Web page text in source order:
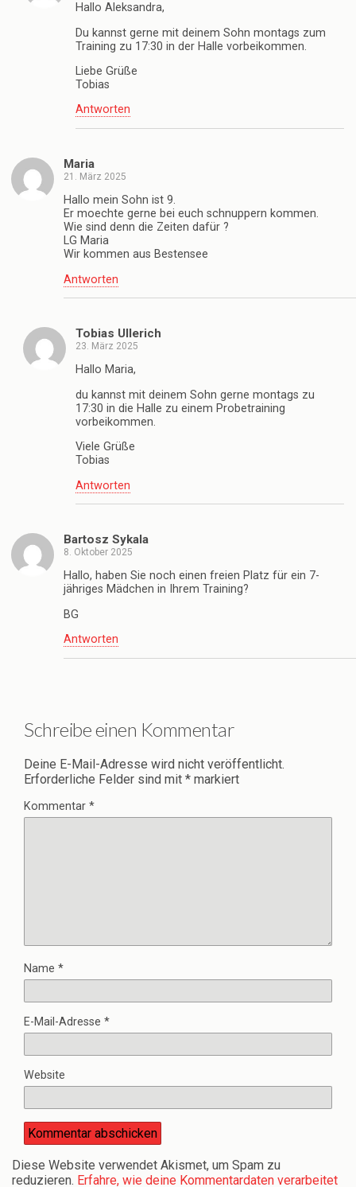
Hallo Aleksandra,
Du kannst gerne mit deinem Sohn montags zum
Training zu 17:30 in der Halle vorbeikommen.
Liebe Grüße
Tobias
Antworten
Maria
21. März 2025
Hallo mein Sohn ist 9.
Er moechte gerne bei euch schnuppern kommen.
Wie sind denn die Zeiten dafür ?
LG Maria
Wir kommen aus Bestensee
Antworten
Tobias Ullerich
23. März 2025
Hallo Maria,
du kannst mit deinem Sohn gerne montags zu
17:30 in die Halle zu einem Probetraining
vorbeikommen.
Viele Grüße
Tobias
Antworten
Bartosz Sykala
8. Oktober 2025
Hallo, haben Sie noch einen freien Platz für ein 7-
jähriges Mädchen in Ihrem Training?
BG
Antworten
Schreibe einen Kommentar
Deine E-Mail-Adresse wird nicht veröffentlicht.
Erforderliche Felder sind mit * markiert
Kommentar *
Name *
E-Mail-Adresse *
Website
Diese Website verwendet Akismet, um Spam zu
reduzieren. Erfahre, wie deine Kommentardaten verarbeitet